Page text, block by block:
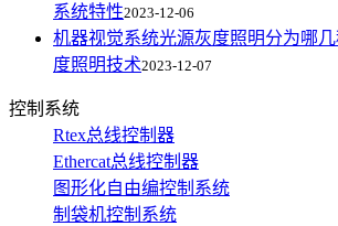
系统特性2023-12-06
机器视觉系统光源灰度照明分为哪
度照明技术2023-12-07
控制系统
Rtex总线控制器
Ethercat总线控制器
图形化自由编控制系统
制袋机控制系统